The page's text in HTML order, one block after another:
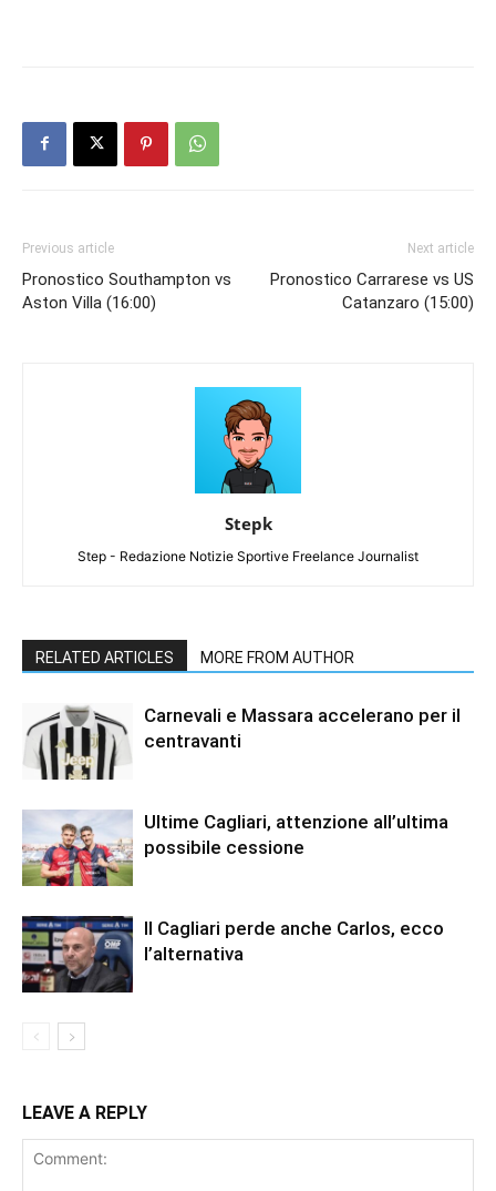
Previous article
Pronostico Southampton vs
Aston Villa (16:00)
Next article
Pronostico Carrarese vs US
Catanzaro (15:00)
Stepk
Step - Redazione Notizie Sportive Freelance Journalist
RELATED ARTICLES MORE FROM AUTHOR
Carnevali e Massara accelerano per il
centravanti
Ultime Cagliari, attenzione all’ultima
possibile cessione
Il Cagliari perde anche Carlos, ecco
l’alternativa
LEAVE A REPLY